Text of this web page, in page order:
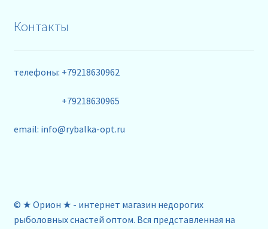
Контакты
телефоны: +79218630962
+79218630965
email: info@rybalka-opt.ru
© ★ Орион ★ - интернет магазин недорогих
рыболовных снастей оптом. Вся представленная на